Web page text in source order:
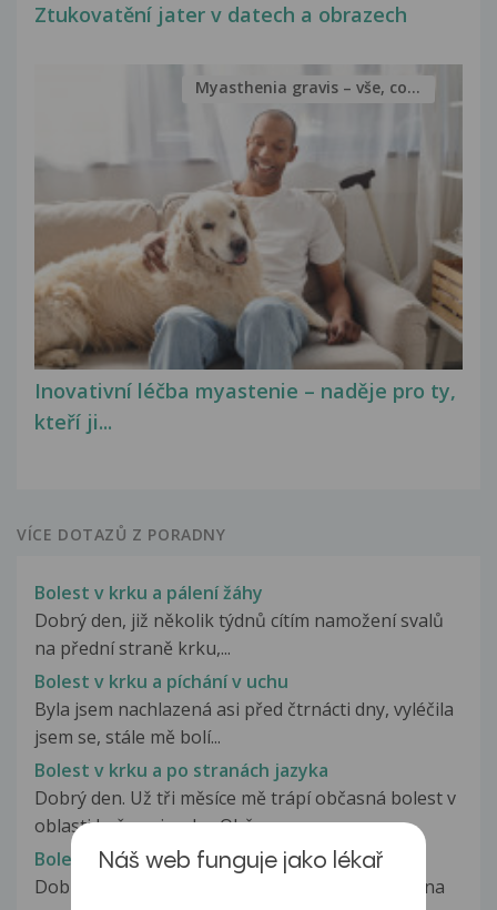
Ztukovatění jater v datech a obrazech
Inovativní léčba myastenie – naděje pro ty,
kteří ji...
Myasthenia gravis – vše, co...
VÍCE DOTAZŮ Z PORADNY
Bolest v krku a pálení žáhy
Dobrý den, již několik týdnů cítím namožení svalů
na přední straně krku,...
Bolest v krku a píchání v uchu
Byla jsem nachlazená asi před čtrnácti dny, vyléčila
jsem se, stále mě bolí...
Bolest v krku a po stranách jazyka
Dobrý den. Už tři měsíce mě trápí občasná bolest v
oblasti kořene jazyka. Obě...
Bolest v krku a pocit těžkých plic
Dobrý den. Už asi měsíc mě bolí v krku a to jen na
Náš web funguje jako lékař